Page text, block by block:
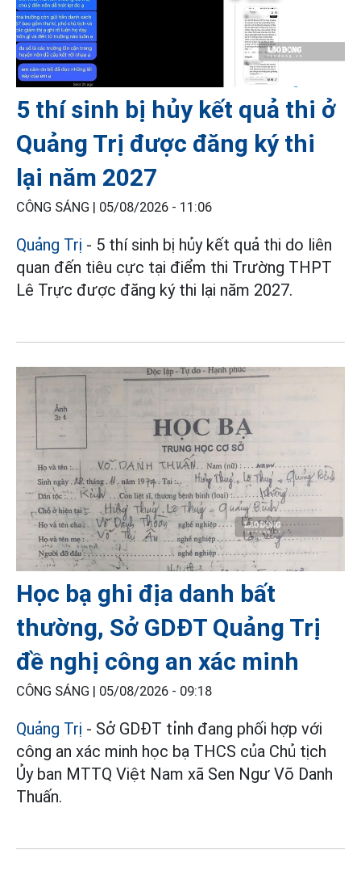
5 thí sinh bị hủy kết quả thi ở
Quảng Trị được đăng ký thi
lại năm 2027
CÔNG SÁNG | 05/08/2026 - 11:06
Quảng Trị - 5 thí sinh bị hủy kết quả thi do liên
quan đến tiêu cực tại điểm thi Trường THPT
Lê Trực được đăng ký thi lại năm 2027.
Học bạ ghi địa danh bất
thường, Sở GDĐT Quảng Trị
đề nghị công an xác minh
CÔNG SÁNG | 05/08/2026 - 09:18
Quảng Trị - Sở GDĐT tỉnh đang phối hợp với
công an xác minh học bạ THCS của Chủ tịch
Ủy ban MTTQ Việt Nam xã Sen Ngư Võ Danh
Thuấn.